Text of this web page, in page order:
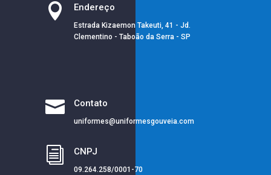
 Endereço
Estrada Kizaemon Takeuti, 41 - Jd.
Clementino - Taboão da Serra - SP
 Contato
uniformes@uniformesgouveia.com
i CNPJ
09.264.258/0001-70